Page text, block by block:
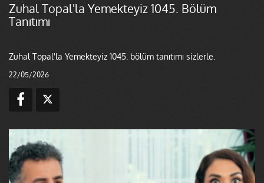
Zuhal Topal'la Yemekteyiz 1045. Bölüm
Tanıtımı
Zuhal Topal'la Yemekteyiz 1045. bölüm tanıtımı sizlerle.
22/05/2026